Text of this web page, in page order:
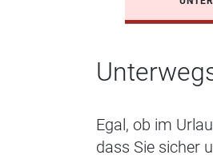
Egal, ob im
dass Sie sicher